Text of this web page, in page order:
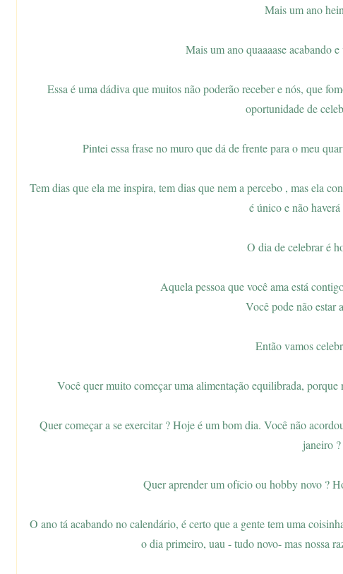
Mais um ano
Mais um ano quaaaase acabando
Essa é uma dádiva que muitos não poderão receber e nós, que
oportunidade de
Pintei essa frase no muro que dá de frente para o meu
Tem dias que ela me inspira, tem dias que nem a percebo , mas ela
é único e não
O dia de celebrar é
Aquela pessoa que você ama está
Você pode não estar
Então vamos
Você quer muito começar uma alimentação equilibrada,
Quer começar a se exercitar ? Hoje é um bom dia. Você não
janeiro ?
Quer aprender um ofício ou hobby novo ?
O ano tá acabando no calendário, é certo que a gente tem uma
o dia primeiro, uau - tudo novo- mas nossa